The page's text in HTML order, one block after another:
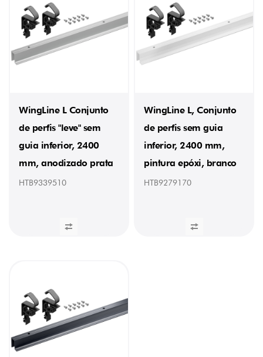
WingLine L Conjunto
de perfis "leve" sem
guia inferior, 2400
mm, anodizado prata
HTB9339510
WingLine L, Conjunto
de perfis sem guia
inferior, 2400 mm,
pintura epóxi, branco
HTB9279170